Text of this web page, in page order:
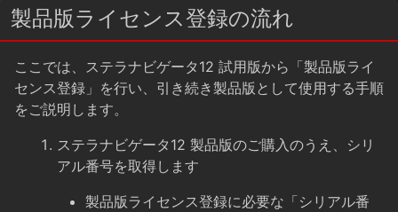
製品版ライセンス登録の流れ
ここでは、ステラナビゲータ12 試用版から「製品版ライ
センス登録」を行い、引き続き製品版として使用する手順
をご説明します。
ステラナビゲータ12 製品版のご購入のうえ、シリ
アル番号を取得します
製品版ライセンス登録に必要な「シリアル番